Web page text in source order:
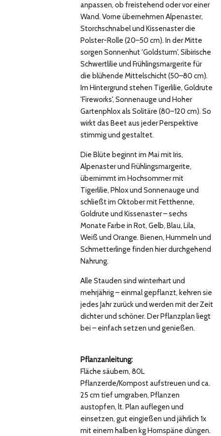
anpassen, ob freistehend oder vor einer
Wand. Vorne übernehmen Alpenaster,
Storchschnabel und Kissenaster die
Polster-Rolle (20–50 cm). In der Mitte
sorgen Sonnenhut 'Goldsturm', Sibirische
Schwertlilie und Frühlingsmargerite für
die blühende Mittelschicht (50–80 cm).
Im Hintergrund stehen Tigerlilie, Goldrute
'Fireworks', Sonnenauge und Hoher
Gartenphlox als Solitäre (80–120 cm). So
wirkt das Beet aus jeder Perspektive
stimmig und gestaltet.
Die Blüte beginnt im Mai mit Iris,
Alpenaster und Frühlingsmargerite,
übernimmt im Hochsommer mit
Tigerlilie, Phlox und Sonnenauge und
schließt im Oktober mit Fetthenne,
Goldrute und Kissenaster – sechs
Monate Farbe in Rot, Gelb, Blau, Lila,
Weiß und Orange. Bienen, Hummeln und
Schmetterlinge finden hier durchgehend
Nahrung.
Alle Stauden sind winterhart und
mehrjährig – einmal gepflanzt, kehren sie
jedes Jahr zurück und werden mit der Zeit
dichter und schöner. Der Pflanzplan liegt
bei – einfach setzen und genießen.
Pflanzanleitung:
Fläche säubern, 80L
Pflanzerde/Kompost aufstreuen und ca.
25 cm tief umgraben, Pflanzen
austopfen, lt. Plan auflegen und
einsetzen, gut eingießen und jährlich 1x
mit einem halben kg Hornspäne düngen.